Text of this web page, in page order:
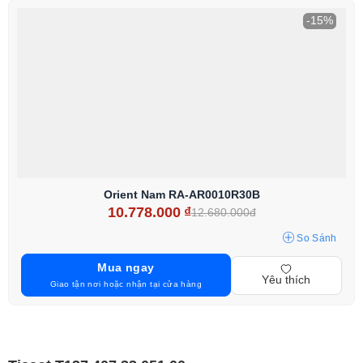
-15%
Orient Nam RA-AR0010R30B
10.778.000 ₫12.680.000đ
So Sánh
Mua ngay
Giao tận nơi hoặc nhận tại cửa hàng Yêu thích